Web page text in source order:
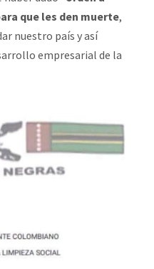
que les den muerte,
nuestro país y así
empresarial de la